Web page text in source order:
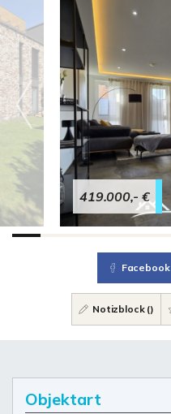
419.000,- €
Facebook
Notizblock ()
Objektart